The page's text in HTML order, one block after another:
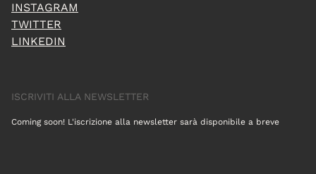
INSTAGRAM
TWITTER
LINKEDIN
ISCRIVITI ALLA NEWSLETTER
Coming soon! L'iscrizione alla newsletter sarà disponibile a breve